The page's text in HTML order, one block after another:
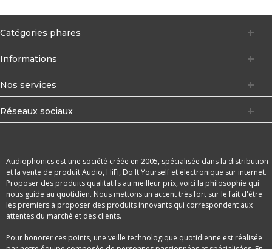
Catégories phares
Informations
Nos services
Réseaux sociaux
Audiophonics est une société créée en 2005, spécialisée dans la distribution
et la vente de produit Audio, HiFi, Do It Yourself et électronique sur internet.
Proposer des produits qualitatifs au meilleur prix, voici la philosophie qui
nous guide au quotidien. Nous mettons un accent très fort sur le fait d'être
les premiers à proposer des produits innovants qui correspondent aux
attentes du marché et des clients.
Pour honorer ces points, une veille technologique quotidienne est réalisée